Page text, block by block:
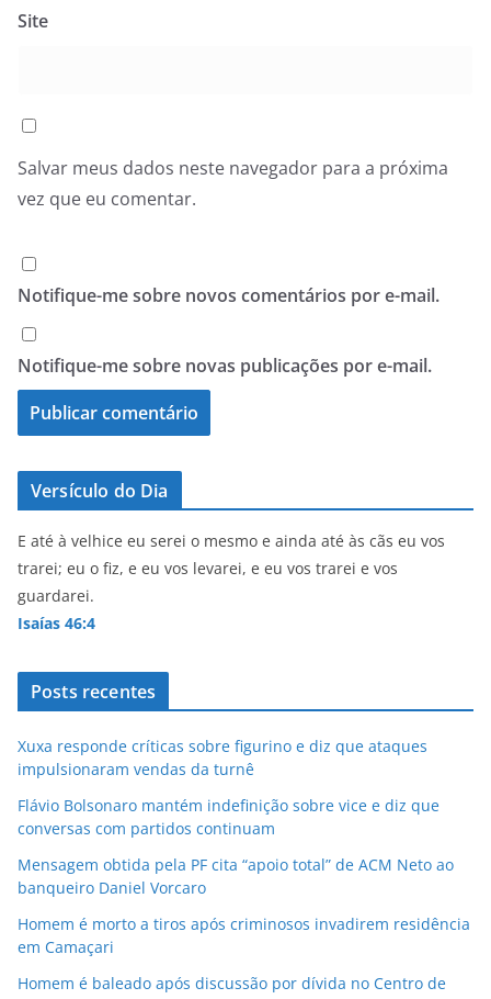
Site
Salvar meus dados neste navegador para a próxima
vez que eu comentar.
Notifique-me sobre novos comentários por e-mail.
Notifique-me sobre novas publicações por e-mail.
Versículo do Dia
E até à velhice eu serei o mesmo e ainda até às cãs eu vos
trarei; eu o fiz, e eu vos levarei, e eu vos trarei e vos
guardarei.
Isaías 46:4
Posts recentes
Xuxa responde críticas sobre figurino e diz que ataques
impulsionaram vendas da turnê
Flávio Bolsonaro mantém indefinição sobre vice e diz que
conversas com partidos continuam
Mensagem obtida pela PF cita “apoio total” de ACM Neto ao
banqueiro Daniel Vorcaro
Homem é morto a tiros após criminosos invadirem residência
em Camaçari
Homem é baleado após discussão por dívida no Centro de